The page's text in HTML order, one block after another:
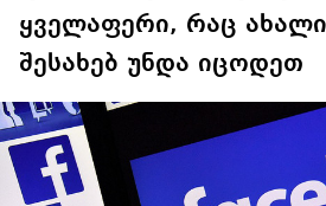
ყველაფერი, რაც
შესახებ უნდა იცოდეთ